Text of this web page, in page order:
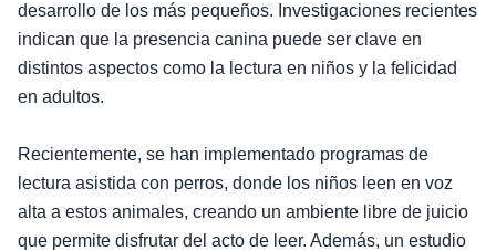
desarrollo de los más pequeños. Investigaciones recientes
indican que la presencia canina puede ser clave en
distintos aspectos como la lectura en niños y la felicidad
en adultos.
Recientemente, se han implementado programas de
lectura asistida con perros, donde los niños leen en voz
alta a estos animales, creando un ambiente libre de juicio
que permite disfrutar del acto de leer. Además, un estudio